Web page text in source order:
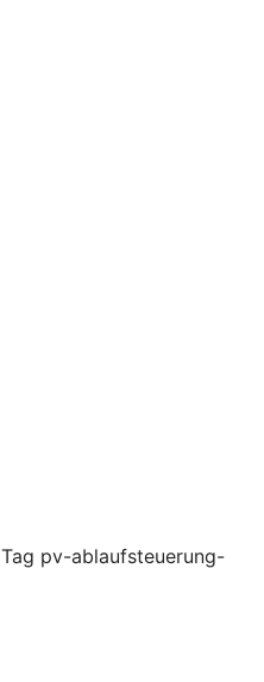
pv-ablaufsteuerung-